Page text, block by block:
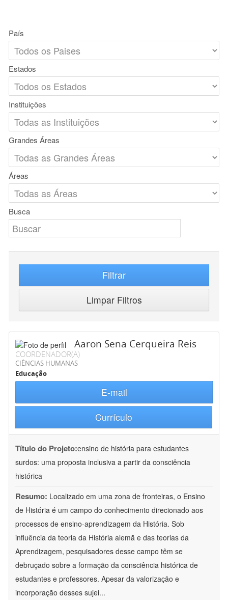
País
Estados
Instituições
Grandes Áreas
Áreas
Busca
Filtrar
Limpar Filtros
Aaron Sena Cerqueira Reis
COORDENADOR(A)
CIÊNCIAS HUMANAS
Educação
E-mail
Currículo
Título do Projeto:ensino de história para estudantes
surdos: uma proposta inclusiva a partir da consciência
histórica
Resumo: Localizado em uma zona de fronteiras, o Ensino
de História é um campo do conhecimento direcionado aos
processos de ensino-aprendizagem da História. Sob
influência da teoria da História alemã e das teorias da
Aprendizagem, pesquisadores desse campo têm se
debruçado sobre a formação da consciência histórica de
estudantes e professores. Apesar da valorização e
incorporação desses sujei...